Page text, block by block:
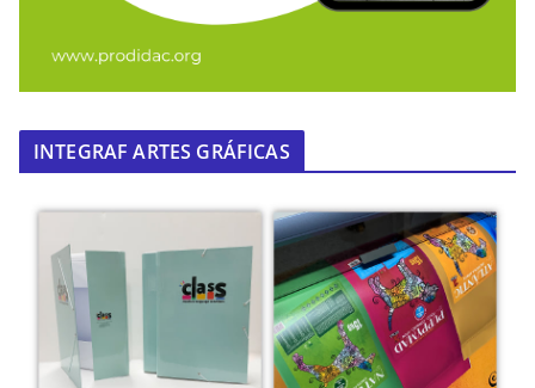
INTEGRAF ARTES GRÁFICAS